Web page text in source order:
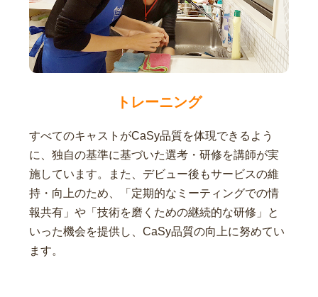
トレーニング
すべてのキャストがCaSy品質を体現できるよう
に、独自の基準に基づいた選考・研修を講師が実
施しています。また、デビュー後もサービスの維
持・向上のため、「定期的なミーティングでの情
報共有」や「技術を磨くための継続的な研修」と
いった機会を提供し、CaSy品質の向上に努めてい
ます。